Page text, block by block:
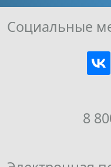
8
Социальные